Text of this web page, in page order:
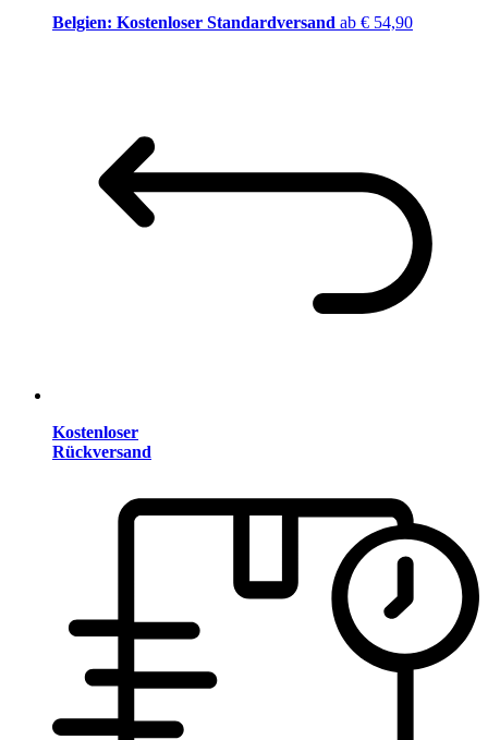
Belgien: Kostenloser Standardversand ab € 54,90
Kostenloser
Rückversand